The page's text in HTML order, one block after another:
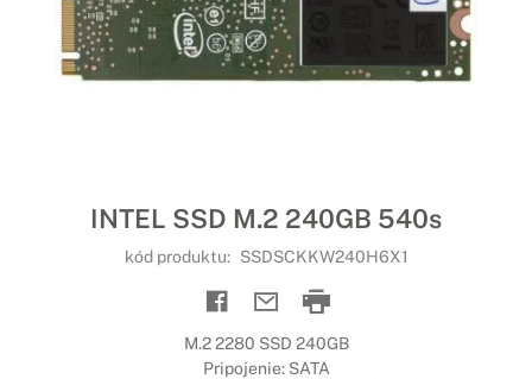
INTEL SSD M.2 240GB 540s
kód produktu: SSDSCKKW240H6X1
M.2 2280 SSD 240GB
Pripojenie: SATA